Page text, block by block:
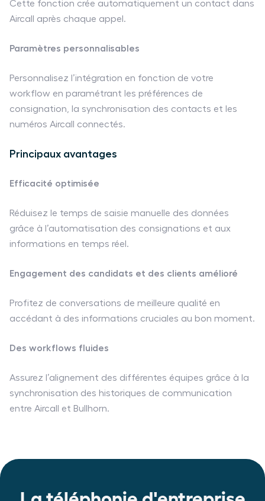
Cette fonction crée automatiquement un contact dans
Aircall après chaque appel.
Paramètres personnalisables
Personnalisez l’intégration en fonction de votre
workflow en paramétrant les préférences de
consignation, la synchronisation des contacts et les
numéros Aircall connectés.
Principaux avantages
Efficacité optimisée
Réduisez le temps de saisie manuelle des données
grâce à l’automatisation des consignations et aux
informations en temps réel.
Engagement des candidats et des clients amélioré
Profitez de conversations de meilleure qualité en
accédant à des informations cruciales au bon moment.
Des workflows fluides
Assurez l’alignement des différentes équipes grâce à la
synchronisation des historiques de communication
entre Aircall et Bullhorn.